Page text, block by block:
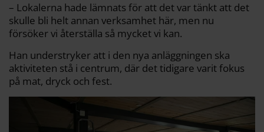
– Lokalerna hade lämnats för att det var tänkt att det
skulle bli helt annan verksamhet här, men nu
försöker vi återställa så mycket vi kan.
Han understryker att i den nya anläggningen ska
aktiviteten stå i centrum, där det tidigare varit fokus
på mat, dryck och fest.